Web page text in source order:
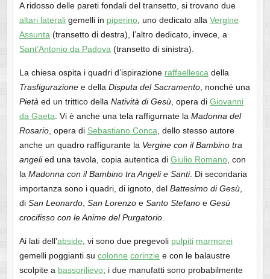
A ridosso delle pareti fondali del transetto, si trovano due
altari lateraligemelli in piperino, uno dedicato alla Vergine
Assunta (transetto di destra), l’altro dedicato, invece, a
Sant’Antonio da Padova (transetto di sinistra).
La chiesa ospita i quadri d’ispirazione raffaellesca della
Trasfigurazionee della Disputa del Sacramento, nonché una
Pietà ed un trittico della Natività di Gesù, opera di Giovanni
da Gaeta . Vi è anche una tela raffigurnate la Madonna del
Rosario, opera di Sebastiano Conca , dello stesso autore
anche un quadro raffigurante la Vergine con il Bambino tra
angelied una tavola, copia autentica di Giulio Romano, con
la Madonna con il Bambino tra Angeli e Santi. Di secondaria
importanza sono i quadri, di ignoto, del Battesimo di Gesù,
di San Leonardo, San Lorenzoe Santo Stefanoe Gesù
crocifisso con le Anime del Purgatorio.
Ai lati dell’abside , vi sono due pregevoli pulpiti marmorei
gemelli poggianti su colonne corinzie e con le balaustre
scolpite a bassorilievo; i due manufatti sono probabilmente